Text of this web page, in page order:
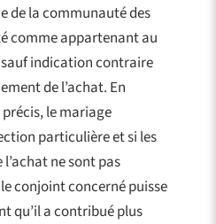
de la communauté des
comme appartenant au
indication contraire
de l’achat. En
le mariage
particulière et si les
ne sont pas
conjoint concerné puisse
qu’il a contribué plus